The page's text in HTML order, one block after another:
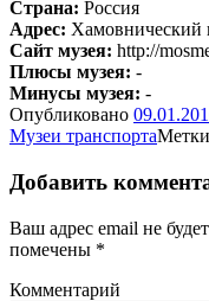
Страна: Россия
Адрес: Хамовнический
Сайт музея: http://
Плюсы музея: -
Минусы музея: -
Опубликовано
Музеи транспортаМетки
Добавить
Ваш адрес email не
помечены *
Комментарий